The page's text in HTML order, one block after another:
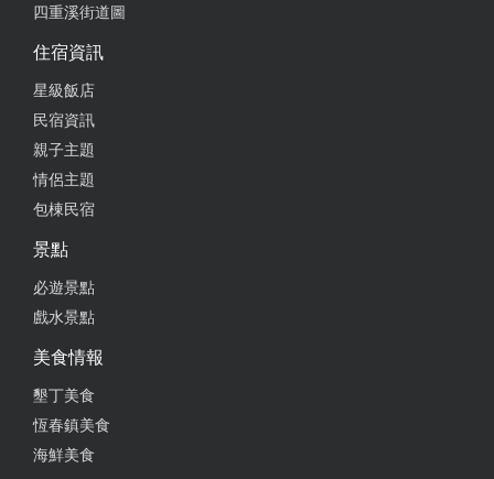
也會提出在地路線推薦 最感人的是 Line諮詢到晚上
11.12點都有工作人員在回 可以即時回覆訊息及預訂
丁肯定還要找您玩喔
購買套票超優惠~ 價格又實在 ~店家服務棒~大推~
四重溪街道圖
住宿資訊
星級飯店
民宿資訊
親子主題
情侶主題
包棟民宿
景點
必遊景點
戲水景點
美食情報
墾丁美食
恆春鎮美食
海鮮美食